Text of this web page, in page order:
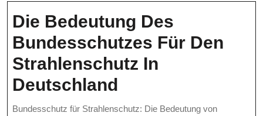
Zukunft
Die Bedeutung Des
Bundesschutzes Für Den
Strahlenschutz In
Deutschland
Bedeutung
Bundesschutz für Strahlenschutz: Die Bedeutung von